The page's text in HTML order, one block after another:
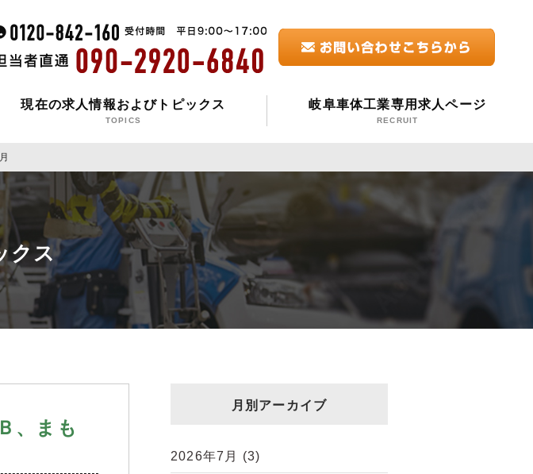
現在の求人情報およびトピックス
TOPICS
岐阜車体工業専用求人ページ
RECRUIT
クス
、まも
月別アーカイブ
2026年7月 (3)